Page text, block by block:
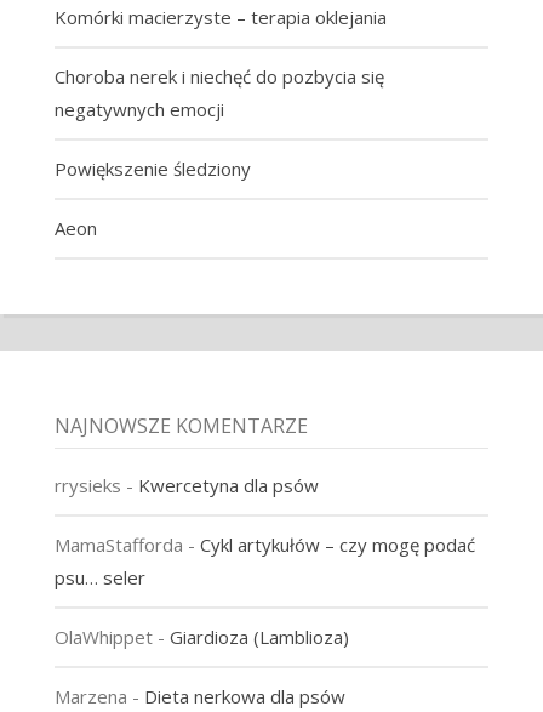
Komórki macierzyste – terapia oklejania
Choroba nerek i niechęć do pozbycia się
negatywnych emocji
Powiększenie śledziony
Aeon
NAJNOWSZE KOMENTARZE
rrysieks - Kwercetyna dla psów
MamaStafforda - Cykl artykułów – czy mogę podać
psu… seler
OlaWhippet- Giardioza (Lamblioza)
Marzena - Dieta nerkowa dla psów